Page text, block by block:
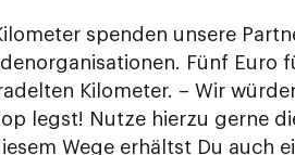
spenden unsere
Fünf
Kilometer. – Wir
legst! Nutze hierzu gerne
Wege erhältst Du auch